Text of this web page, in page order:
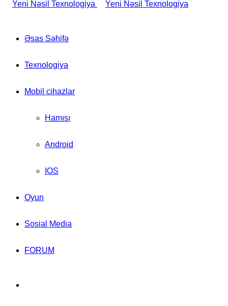
Əsas Səhifə
Texnologiya
Mobil cihazlar
Hamısı
Android
IOS
Oyun
Sosial Media
FORUM